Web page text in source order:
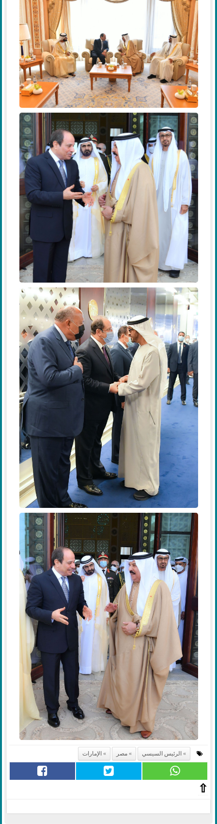
الرئيس السيسي مصر الإمارات
⇧